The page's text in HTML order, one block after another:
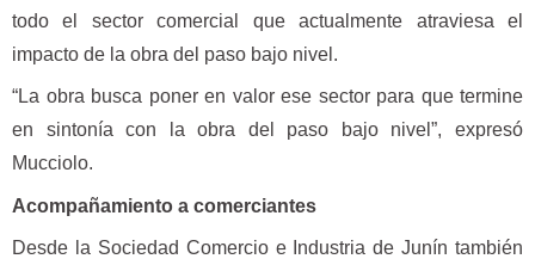
todo el sector comercial que actualmente atraviesa el
impacto de la obra del paso bajo nivel.
“La obra busca poner en valor ese sector para que termine
en sintonía con la obra del paso bajo nivel”, expresó
Mucciolo.
Acompañamiento a comerciantes
Desde la Sociedad Comercio e Industria de Junín también